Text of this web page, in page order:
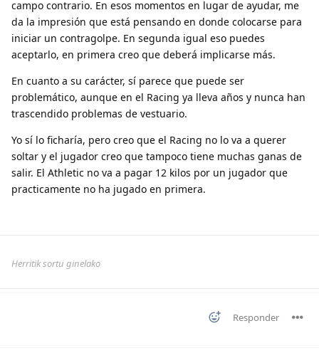
campo contrario. En esos momentos en lugar de ayudar, me
da la impresión que está pensando en donde colocarse para
iniciar un contragolpe. En segunda igual eso puedes
aceptarlo, en primera creo que deberá implicarse más.
En cuanto a su carácter, sí parece que puede ser
problemático, aunque en el Racing ya lleva años y nunca han
trascendido problemas de vestuario.
Yo sí lo ficharía, pero creo que el Racing no lo va a querer
soltar y el jugador creo que tampoco tiene muchas ganas de
salir. El Athletic no va a pagar 12 kilos por un jugador que
practicamente no ha jugado en primera.
Herritik sortu ginelako
Responder